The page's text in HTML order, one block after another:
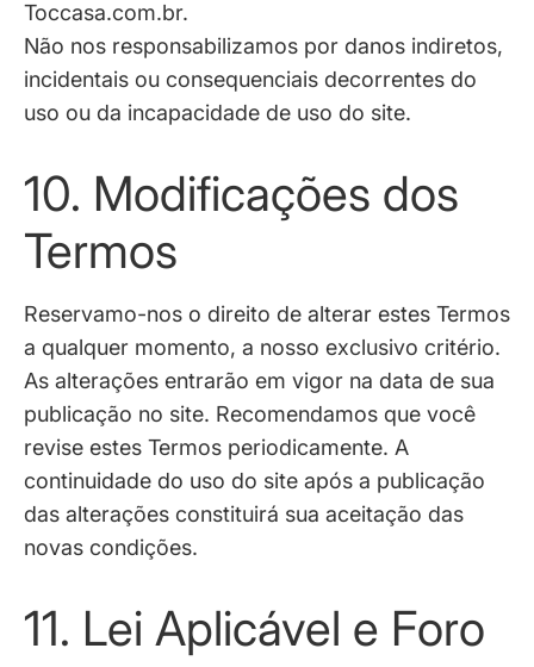
Toccasa.com.br.
Não nos responsabilizamos por danos indiretos,
incidentais ou consequenciais decorrentes do
uso ou da incapacidade de uso do site.
10. Modificações dos
Termos
Reservamo-nos o direito de alterar estes Termos
a qualquer momento, a nosso exclusivo critério.
As alterações entrarão em vigor na data de sua
publicação no site. Recomendamos que você
revise estes Termos periodicamente. A
continuidade do uso do site após a publicação
das alterações constituirá sua aceitação das
novas condições.
11. Lei Aplicável e Foro